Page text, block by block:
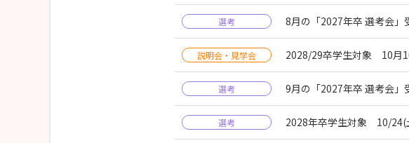
選考 8月の「2027年卒 選考会」
説明会・見学会 2028/29卒学生対象 10月
選考 9月の「2027年卒 選考会」
選考 2028年卒学生対象 10/24(